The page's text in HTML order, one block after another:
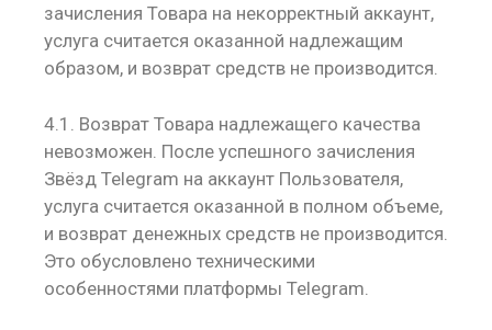
зачисления Товара на некорректный аккаунт,
услуга считается оказанной надлежащим
образом, и возврат средств не производится.
4.1. Возврат Товара надлежащего качества
невозможен. После успешного зачисления
Звёзд Telegram на аккаунт Пользователя,
услуга считается оказанной в полном объеме,
и возврат денежных средств не производится.
Это обусловлено техническими
особенностями платформы Telegram.